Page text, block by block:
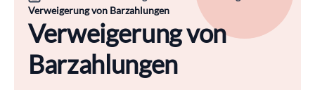
Verweigerung von Barzahlungen
Verweigerung von
Barzahlungen